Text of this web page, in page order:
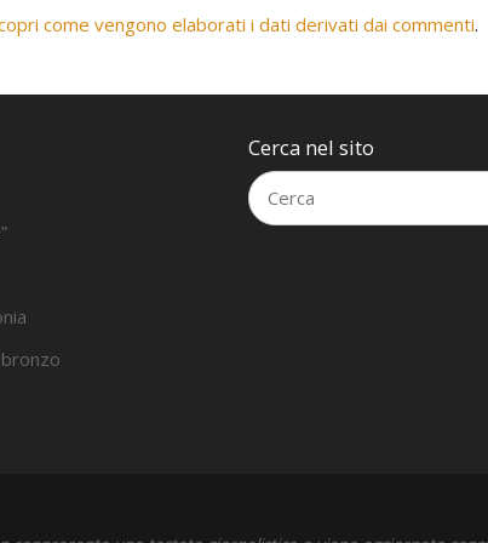
come vengono elaborati i dati derivati dai commenti.
Cerca nel sito